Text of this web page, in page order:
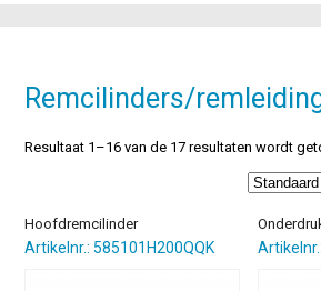
Remcilinders/
Resultaat 1–16 van de 17 resultaten wordt
Hoofdremcilinder
Artikelnr.: 585101H200QQK